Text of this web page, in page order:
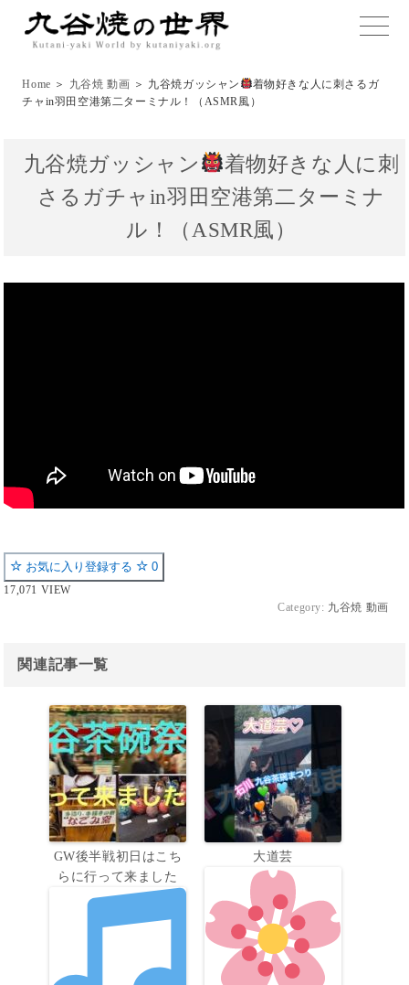
toggle
Home ＞ 九谷焼 動画 ＞ 九谷焼ガッシャン
着物好きな人に刺さるガ
チャin羽田空港第二ターミナル！（ASMR風）
九谷焼ガッシャン
着物好きな人に刺
さるガチャin羽田空港第二ターミナ
ル！（ASMR風）
お気に入り登録する 0
17,071 VIEW
Category: 九谷焼 動画
関連記事一覧
GW後半戦初日はこち
らに行って来ました
大道芸